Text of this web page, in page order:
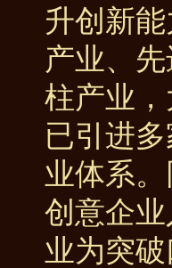
升创新
产业、
柱产业
已引进
业体系
创意企
业为突